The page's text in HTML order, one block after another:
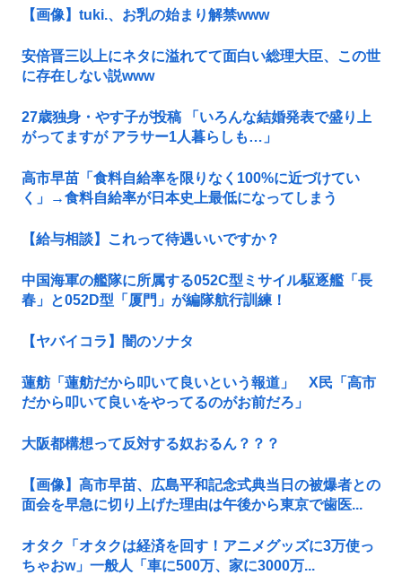
【画像】tuki.、お乳の始まり解禁www
安倍晋三以上にネタに溢れてて面白い総理大臣、この世
に存在しない説www
27歳独身・やす子が投稿 「いろんな結婚発表で盛り上
がってますが アラサー1人暮らしも…」
高市早苗「食料自給率を限りなく100%に近づけてい
く」→食料自給率が日本史上最低になってしまう
【給与相談】これって待遇いいですか？
中国海軍の艦隊に所属する052C型ミサイル駆逐艦「長
春」と052D型「厦門」が編隊航行訓練！
【ヤバイコラ】闇のソナタ
蓮舫「蓮舫だから叩いて良いという報道」 X民「高市
だから叩いて良いをやってるのがお前だろ」
大阪都構想って反対する奴おるん？？？
【画像】高市早苗、広島平和記念式典当日の被爆者との
面会を早急に切り上げた理由は午後から東京で歯医...
オタク「オタクは経済を回す！アニメグッズに3万使っ
ちゃおw」一般人「車に500万、家に3000万...